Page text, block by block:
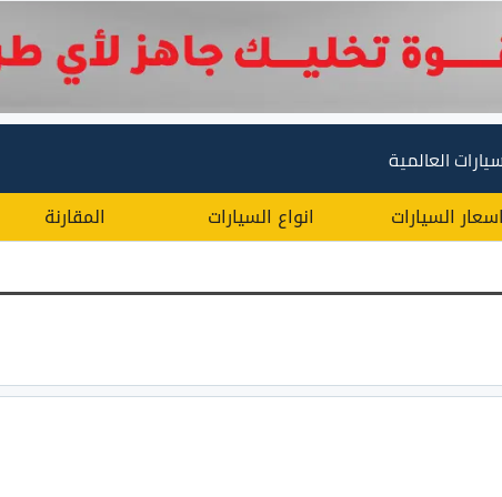
العالمية
اسعار السيارات انواع السيارات المقارنة